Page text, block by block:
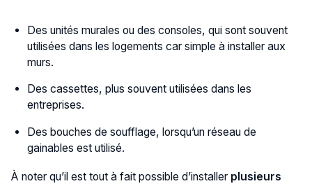
Des unités murales ou des consoles, qui sont souvent
utilisées dans les logements car simple à installer aux
murs.
Des cassettes, plus souvent utilisées dans les
entreprises.
Des bouches de soufflage, lorsqu’un réseau de
gainables est utilisé.
À noter qu’il est tout à fait possible d’installer plusieurs